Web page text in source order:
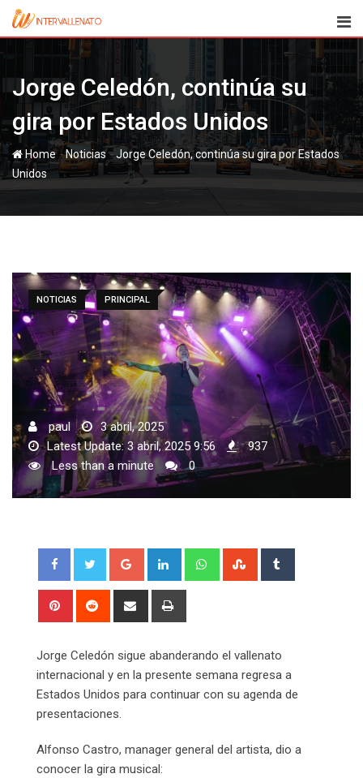
Skip
Jorge Celedón, continúa su
gira por Estados Unidos
Home-Noticias-Jorge Celedón, continúa su gira por Estados
Unidos
NOTICIAS PRINCIPAL
paul
3 abril, 2025
Latest Update: 3 abril, 2025 9:56
937
Less than a minute
0
Google+ LinkedIn WhatsappStumbleUpon
Pinterest Reddit
Share
Jorge Celedón sigue abanderando el vallenato
internacional y en la presente semana regresa a
Estados Unidos para continuar con su agenda de
presentaciones.
Alfonso Castro, manager general del artista, dio a
conocer la gira musical: